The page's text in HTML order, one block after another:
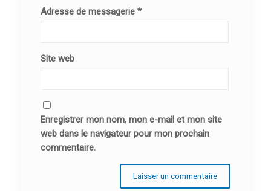
Adresse de messagerie *
Site web
Enregistrer mon nom, mon e-mail et mon site
web dans le navigateur pour mon prochain
commentaire.